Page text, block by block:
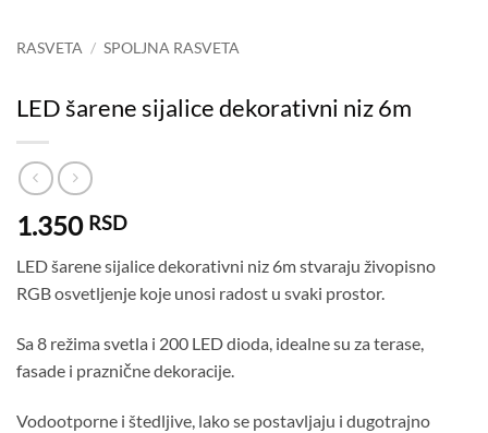
RASVETA / SPOLJNA RASVETA
LED šarene sijalice dekorativni niz 6m
1.350 RSD
LED šarene sijalice dekorativni niz 6m stvaraju živopisno
RGB osvetljenje koje unosi radost u svaki prostor.
Sa 8 režima svetla i 200 LED dioda, idealne su za terase,
fasade i praznične dekoracije.
Vodootporne i štedljive, lako se postavljaju i dugotrajno